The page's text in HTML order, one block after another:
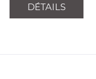
DÉTAILS